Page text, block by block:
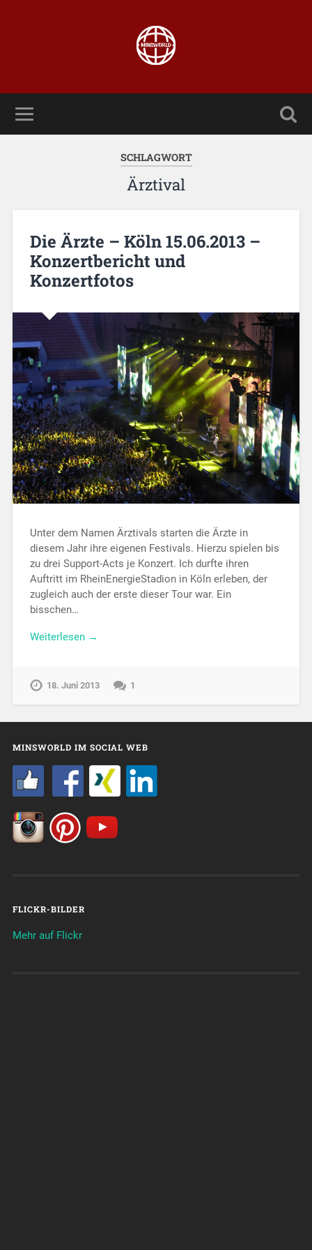
SCHLAGWORT
Ärztival
Die Ärzte – Köln 15.06.2013 –
Konzertbericht und
Konzertfotos
Unter dem Namen Ärztivals starten die Ärzte in
diesem Jahr ihre eigenen Festivals. Hierzu spielen bis
zu drei Support-Acts je Konzert. Ich durfte ihren
Auftritt im RheinEnergieStadion in Köln erleben, der
zugleich auch der erste dieser Tour war. Ein
bisschen…
Weiterlesen →
18. Juni 2013 1
MINSWORLD IM SOCIAL WEB
FLICKR-BILDER
Mehr auf Flickr